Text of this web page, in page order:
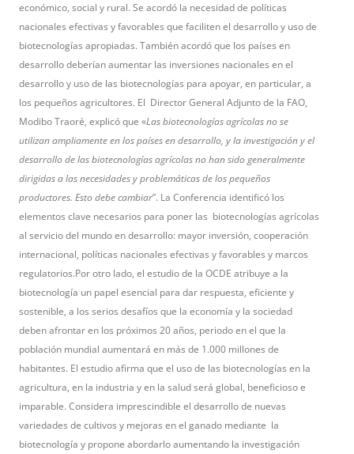
económico, social y rural. Se acordó la necesidad de políticas
nacionales efectivas y favorables que faciliten el desarrollo y uso de
biotecnologías apropiadas. También acordó que los países en
desarrollo deberían aumentar las inversiones nacionales en el
desarrollo y uso de las biotecnologías para apoyar, en particular, a
los pequeños agricultores. El Director General Adjunto de la FAO,
Modibo Traoré, explicó que «Las biotecnologías agrícolas no se
utilizan ampliamente en los países en desarrollo, y la investigación y el
desarrollo de las biotecnologías agrícolas no han sido generalmente
dirigidas a las necesidades y problemáticas de los pequeños
productores. Esto debe cambiar”. La Conferencia identificó los
elementos clave necesarios para poner las biotecnologías agrícolas
al servicio del mundo en desarrollo: mayor inversión, cooperación
internacional, políticas nacionales efectivas y favorables y marcos
regulatorios.Por otro lado, el estudio de la OCDE atribuye a la
biotecnología un papel esencial para dar respuesta, eficiente y
sostenible, a los serios desafíos que la economía y la sociedad
deben afrontar en los próximos 20 años, periodo en el que la
población mundial aumentará en más de 1.000 millones de
habitantes. El estudio afirma que el uso de las biotecnologías en la
agricultura, en la industria y en la salud será global, beneficioso e
imparable. Considera imprescindible el desarrollo de nuevas
variedades de cultivos y mejoras en el ganado mediante la
biotecnología y propone abordarlo aumentando la investigación